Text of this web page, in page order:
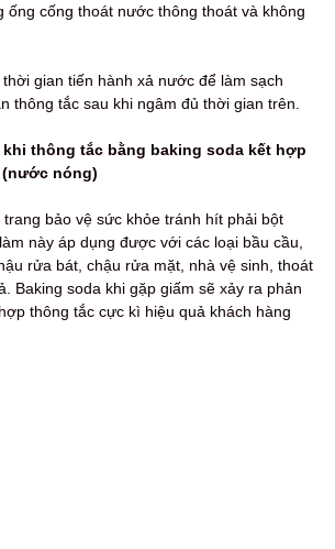
ống cống thoát nước thông thoát và không
gian tiến hành xả nước để làm sạch
thông tắc sau khi ngâm đủ thời gian trên.
thông tắc bằng baking soda kết hợp
nóng)
bảo vệ sức khỏe tránh hít phải bột
này áp dụng được với các loại bầu cầu,
rửa bát, chậu rửa mặt, nhà vệ sinh, thoát
Baking soda khi gặp giấm sẽ xảy ra phản
thông tắc cực kì hiệu quả khách hàng